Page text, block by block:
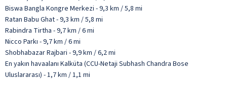
Biswa Bangla Kongre Merkezi - 9,3 km / 5,8 mi
Ratan Babu Ghat - 9,3 km / 5,8 mi
Rabindra Tirtha - 9,7 km / 6 mi
Nicco Parkı - 9,7 km / 6 mi
Shobhabazar Rajbari - 9,9 km / 6,2 mi
En yakın havaalanı Kalküta (CCU-Netaji Subhash Chandra Bose
Uluslararası) - 1,7 km / 1,1 mi